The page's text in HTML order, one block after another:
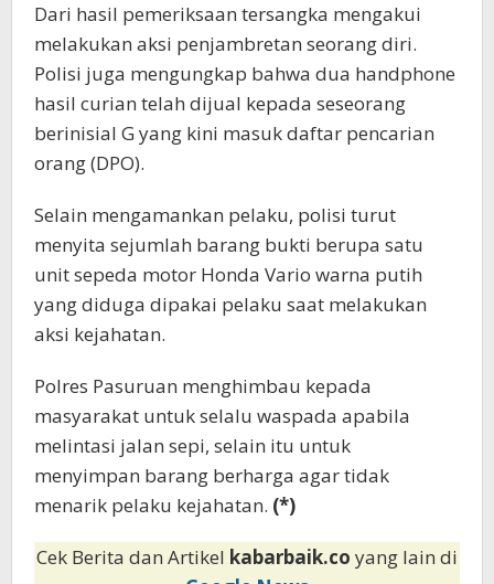
Dari hasil pemeriksaan tersangka mengakui
melakukan aksi penjambretan seorang diri.
Polisi juga mengungkap bahwa dua handphone
hasil curian telah dijual kepada seseorang
berinisial G yang kini masuk daftar pencarian
orang (DPO).
Selain mengamankan pelaku, polisi turut
menyita sejumlah barang bukti berupa satu
unit sepeda motor Honda Vario warna putih
yang diduga dipakai pelaku saat melakukan
aksi kejahatan.
Polres Pasuruan menghimbau kepada
masyarakat untuk selalu waspada apabila
melintasi jalan sepi, selain itu untuk
menyimpan barang berharga agar tidak
menarik pelaku kejahatan. (*)
Cek Berita dan Artikel kabarbaik.co yang lain di